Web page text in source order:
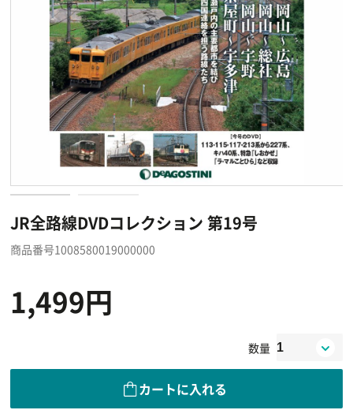
JR全路線DVDコレクション 第19号
商品番号1008580019000000
1,499円
数量
カートに入れる